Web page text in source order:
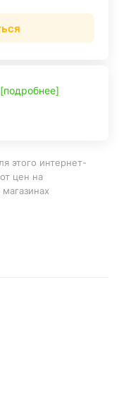
этого интернет-
цен на